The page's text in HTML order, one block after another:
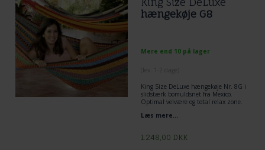
hængekøje G8
Mere end 10 på lager
King Size DeLuxe hængekøje Nr. 8G i
slidstærk bomuldsnet fra Mexico.
Optimal velvære og total relax zone.
børn og voksne. Netop denne type
Læs mere...
1.248,00 DKK